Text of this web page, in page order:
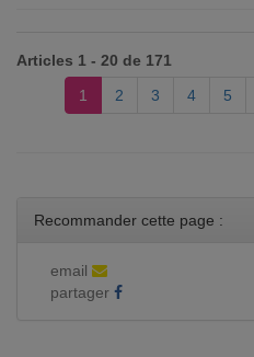
Articles 1 - 20 de 171
1
2 3 4 5
Recommander cette page :
email
partager